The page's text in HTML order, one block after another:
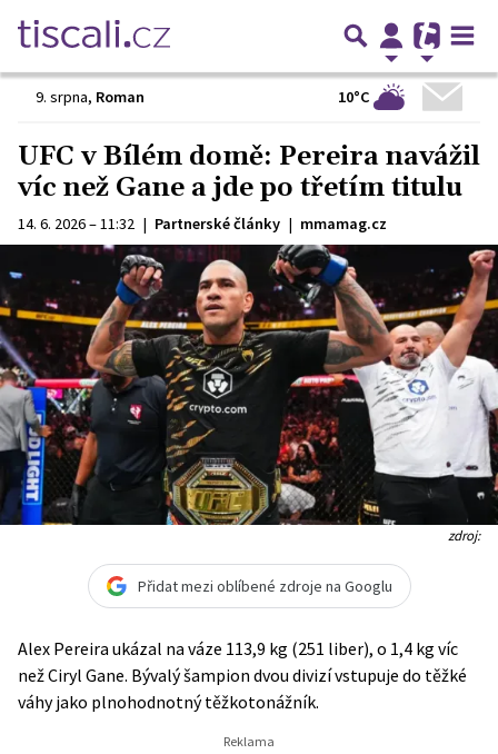
9. srpna, Roman 10°C
UFC v Bílém domě: Pereira navážil
víc než Gane a jde po třetím titulu
14. 6. 2026 – 11:32 | Partnerské články | mmamag.cz
zdroj:
Přidat mezi oblíbené zdroje na Googlu
Alex Pereira ukázal na váze 113,9 kg (251 liber), o 1,4 kg víc
než Ciryl Gane. Bývalý šampion dvou divizí vstupuje do těžké
váhy jako plnohodnotný těžkotonážník.